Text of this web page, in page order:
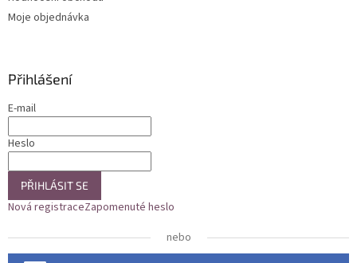
Moje objednávka
Přihlášení
E-mail
Heslo
PŘIHLÁSIT SE
Nová registraceZapomenuté heslo
nebo